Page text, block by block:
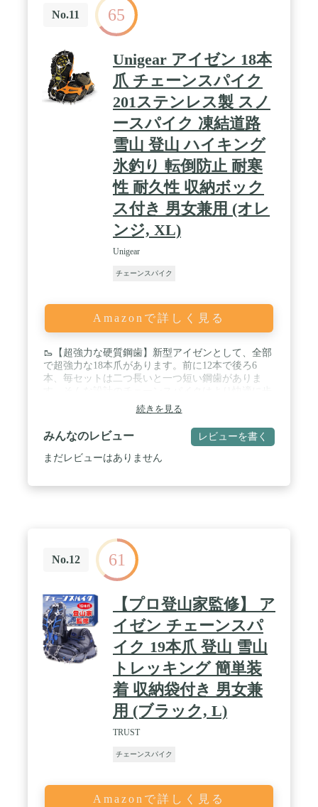
No.11 65
Unigear アイゼン 18本
爪 チェーンスパイク
201ステンレス製 スノ
ースパイク 凍結道路
雪山 登山 ハイキング
氷釣り 転倒防止 耐寒
性 耐久性 収納ボック
ス付き 男女兼用 (オレ
ンジ, XL)
Unigear
チェーンスパイク
Amazonで詳しく見る
🥾【超強力な硬質鋼歯】新型アイゼンとして、全部
で超強力な18本爪があります。前に12本で後ろ6
本、毎セットは二つ長いと一つ短い鋼歯がありま
くのを助けることができます。簡易型の10本爪アイ
ゼンより安定感の増します。高品質な201ステンレ
ス素材で作られるので、従来型のアイゼンよりも丈
夫なさびにくいです。耐寒性が-45°CまでOKです！
/ 🥾【アップグレードチェーンデザイン】シームレ
弾力TPE】伸縮性が高いて柔いのTPEを採用して、
そのアイゼンは靴の大きさに合わせて3cm前後のサ
イズ調整が可能です。外側TPEアイレットは厚くさ
れて、割れるを防めします。軽量て耐久性もあるの
チェーンスパイクです。 / 🥾【着脱簡単・収納袋付
き】脱落防止ベルトが付きので、アイゼンを着脱が
簡単です。転倒防止の効果も良くて、初心者にとて
も適してのアイゼンです。コンパクトなチェーンス
パイクとして、収納ボックスも付きので、持ち運び
にも便利です。【適用の靴】本アイゼンは天然高弾
力ありTPEを使うので、さまざまな種類の靴に適し
ています。詳細の情報はサイズチャートを参考して
ください。 / 🥾【安心な12ヶ月品質アフターサービ
ス】ご購入日より、12ヶ月以内に万が一商品は不良
ざいましたら、お気軽にお問い合わせください。弊
店がご問題をできるだけ早く解決いたします、ご安
はなくサイズのマークです、ご了承ください。
続きを見る
みんなのレビュー レビューを書く
まだレビューはありません
No.12 61
【プロ登山家監修】 ア
イゼン チェーンスパ
イク 19本爪 登山 雪山
トレッキング 簡単装
着 収納袋付き 男女兼
用 (ブラック, L)
TRUST
チェーンスパイク
Amazonで詳しく見る